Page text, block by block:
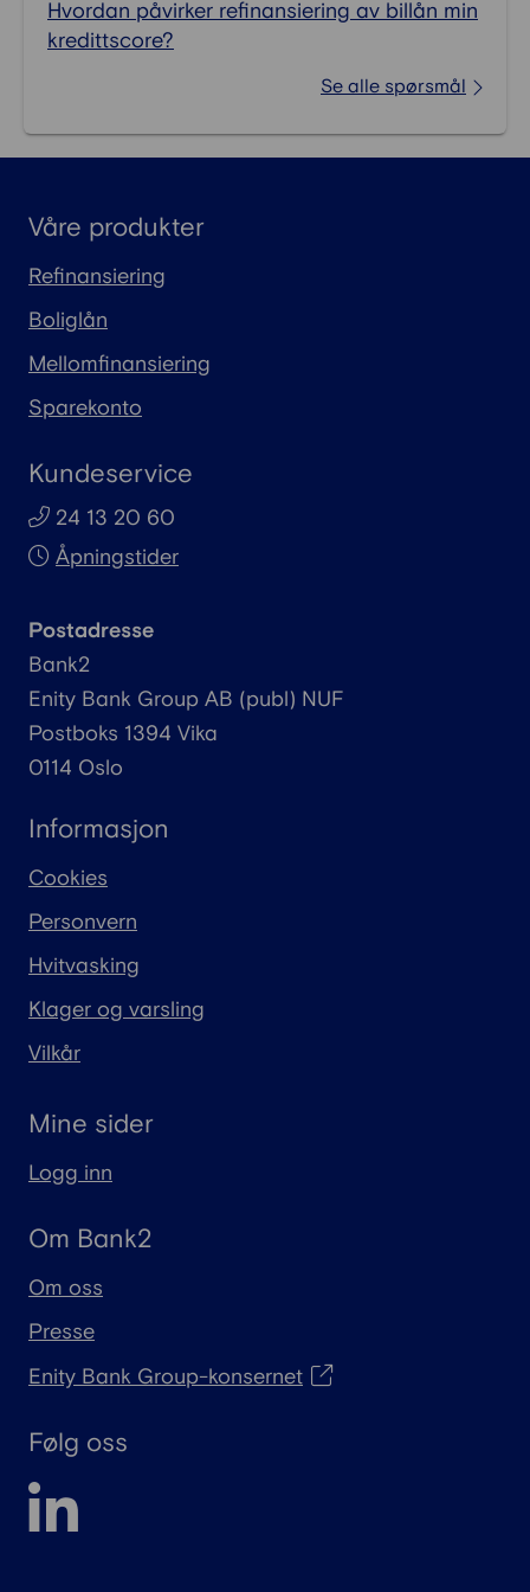
Hvordan påvirker refinansiering av billån min
kredittscore?
Se alle spørsmål
Våre produkter
Refinansiering
Boliglån
Mellomfinansiering
Sparekonto
Kundeservice
24 13 20 60
Åpningstider
Postadresse
Bank2
Enity Bank Group AB (publ) NUF
Postboks 1394 Vika
0114 Oslo
Informasjon
Cookies
Personvern
Hvitvasking
Klager og varsling
Vilkår
Mine sider
Logg inn
Om Bank2
Om oss
Presse
Enity Bank Group-konsernet
Følg oss